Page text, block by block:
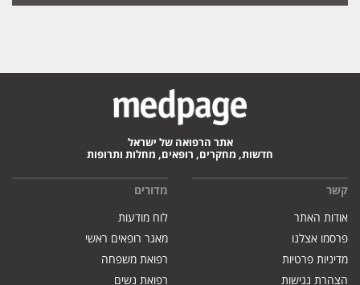
אתר הרפואה של ישראל
חדשות, מחקרים, רופאים, מחלות ותרופות
קשר
אודות האתר
פרסמו אצלנו
מדיניות פרטיות
הצהרת נגישות
מדורים
לוח מודעות
מאגר רופאים ראשי
רפואת משפחה
רפואת נשים